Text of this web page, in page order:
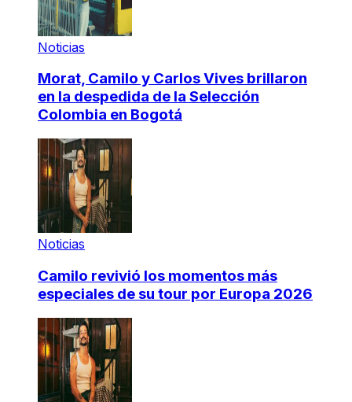
Noticias
Morat, Camilo y Carlos Vives brillaron
en la despedida de la Selección
Colombia en Bogotá
Noticias
Camilo revivió los momentos más
especiales de su tour por Europa 2026